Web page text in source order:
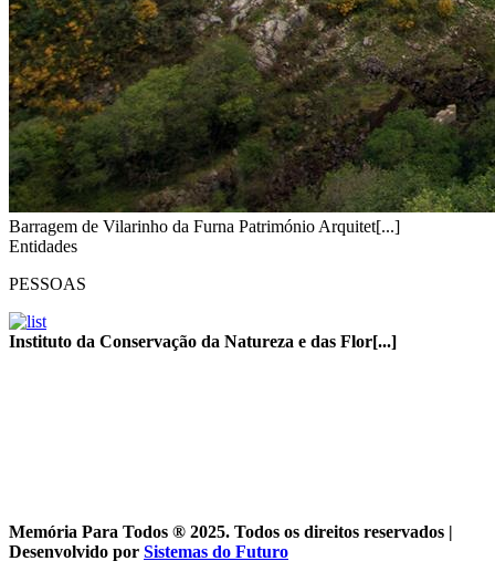
Barragem de Vilarinho da Furna Património Arquitet[...]
Entidades
PESSOAS
Instituto da Conservação da Natureza e das Flor[...]
Memória Para Todos ® 2025. Todos os direitos reservados |
Desenvolvido por Sistemas do Futuro